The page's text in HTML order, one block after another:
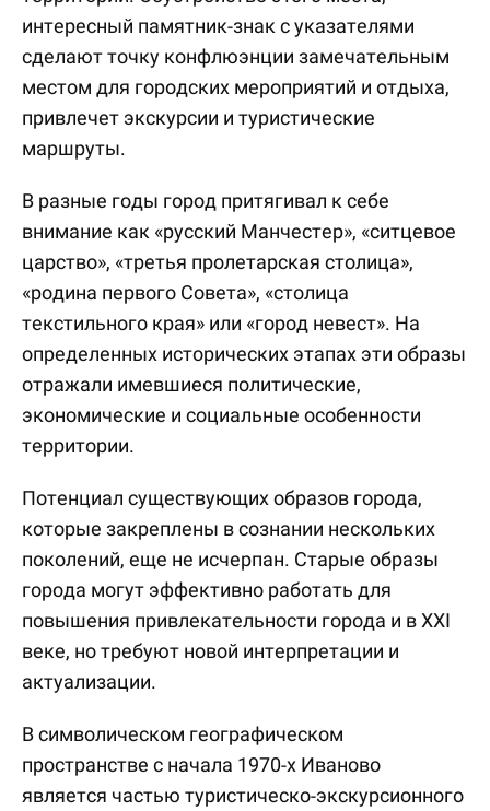
интересный памятник-знак с указателями
сделают точку конфлюэнции замечательным
местом для городских мероприятий и отдыха,
привлечет экскурсии и туристические
маршруты.
В разные годы город притягивал к себе
внимание как «русский Манчестер», «ситцевое
царство», «третья пролетарская столица»,
«родина первого Совета», «столица
текстильного края» или «город невест». На
определенных исторических этапах эти образы
отражали имевшиеся политические,
экономические и социальные особенности
территории.
Потенциал существующих образов города,
которые закреплены в сознании нескольких
поколений, еще не исчерпан. Старые образы
города могут эффективно работать для
повышения привлекательности города и в XXI
веке, но требуют новой интерпретации и
актуализации.
В символическом географическом
пространстве с начала 1970-х Иваново
является частью туристическо-экскурсионного